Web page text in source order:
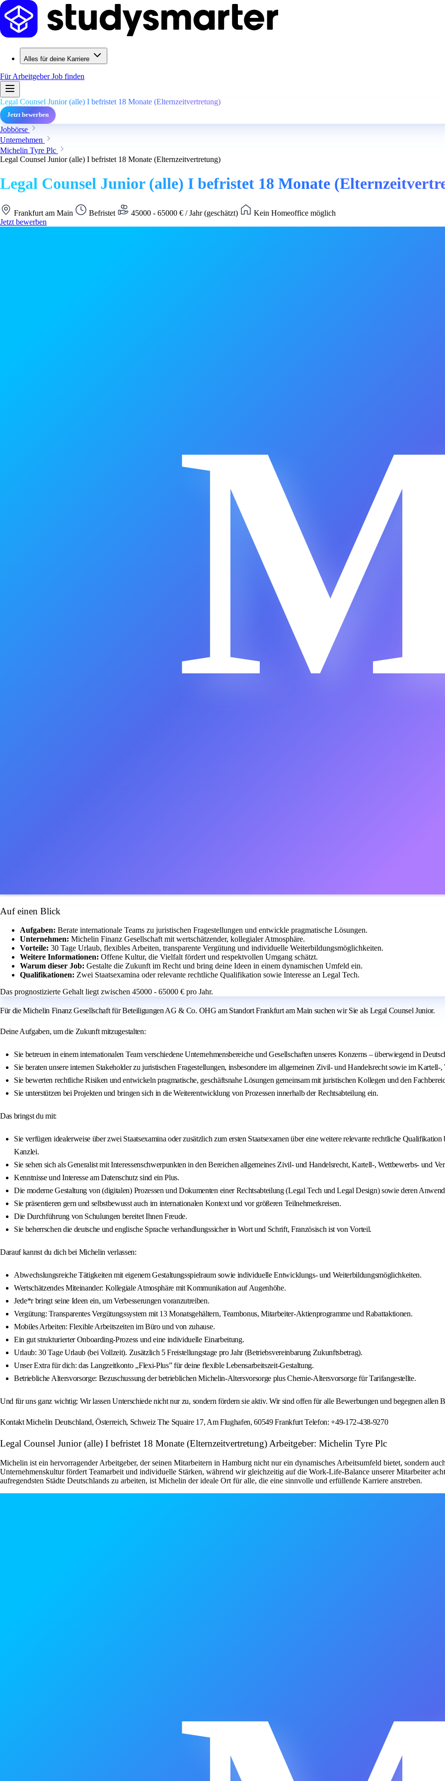
Alles für deine Karriere
Für ArbeitgeberJob finden
Legal Counsel Junior (alle) I befristet 18 Monate (Elternzeitvertretung)
Jetzt bewerben
Jobbörse
Unternehmen
Michelin Tyre Plc
Legal Counsel Junior (alle) I befristet 18 Monate (Elternzeitvertretung)
Legal Counsel Junior (alle) I befristet 18 Monate
Frankfurt am Main Befristet 45000 - 65000 € / Jahr (geschätzt)
Kein Homeoffice möglich
Jetzt bewerben
Auf einen Blick
Aufgaben: Berate internationale Teams zu juristischen Fragestellungen und entwickle pragmatische Lösungen.
Unternehmen: Michelin Finanz Gesellschaft mit wertschätzender, kollegialer Atmosphäre.
Vorteile: 30 Tage Urlaub, flexibles Arbeiten, transparente Vergütung und individuelle Weiterbildungsmöglichkeiten.
Weitere Informationen: Offene Kultur, die Vielfalt fördert und respektvollen Umgang schätzt.
Warum dieser Job: Gestalte die Zukunft im Recht und bring deine Ideen in einem dynamischen Umfeld ein.
Qualifikationen: Zwei Staatsexamina oder relevante rechtliche Qualifikation sowie Interesse an Legal Tech.
Das prognostizierte Gehalt liegt zwischen 45000 - 65000 € pro Jahr.
Für die Michelin Finanz Gesellschaft für Beteiligungen AG & Co. OHG am Standort Frankfurt am Main suchen wir Sie als Legal Counsel Junior.
Deine Aufgaben, um die Zukunft mitzugestalten:
Sie betreuen in einem internationalen Team verschiedene Unternehmensbereiche und Gesellschaften unseres Konzerns – überwiegend in
Sie beraten unsere internen Stakeholder zu juristischen Fragestellungen, insbesondere im allgemeinen Zivil- und Handelsrecht sowie im Kartell-
Sie bewerten rechtliche Risiken und entwickeln pragmatische, geschäftsnahe Lösungen gemeinsam mit juristischen Kollegen und den
Sie unterstützen bei Projekten und bringen sich in die Weiterentwicklung von Prozessen innerhalb der Rechtsabteilung ein.
Das bringst du mit:
Sie verfügen idealerweise über zwei Staatsexamina oder zusätzlich zum ersten Staatsexamen über eine weitere relevante rechtliche
Kanzlei.
Sie sehen sich als Generalist mit Interessenschwerpunkten in den Bereichen allgemeines Zivil- und Handelsrecht, Kartell-, Wettbewerbs- und
Kenntnisse und Interesse am Datenschutz sind ein Plus.
Die moderne Gestaltung von (digitalen) Prozessen und Dokumenten einer Rechtsabteilung (Legal Tech und Legal Design) sowie deren
Sie präsentieren gern und selbstbewusst auch im internationalen Kontext und vor größeren Teilnehmerkreisen.
Die Durchführung von Schulungen bereitet Ihnen Freude.
Sie beherrschen die deutsche und englische Sprache verhandlungssicher in Wort und Schrift, Französisch ist von Vorteil.
Darauf kannst du dich bei Michelin verlassen:
Abwechslungsreiche Tätigkeiten mit eigenem Gestaltungsspielraum sowie individuelle Entwicklungs- und Weiterbildungsmöglichkeiten.
Wertschätzendes Miteinander: Kollegiale Atmosphäre mit Kommunikation auf Augenhöhe.
Jede*r bringt seine Ideen ein, um Verbesserungen voranzutreiben.
Vergütung: Transparentes Vergütungssystem mit 13 Monatsgehältern, Teambonus, Mitarbeiter-Aktienprogramme und Rabattaktionen.
Mobiles Arbeiten: Flexible Arbeitszeiten im Büro und von zuhause.
Ein gut strukturierter Onboarding-Prozess und eine individuelle Einarbeitung.
Urlaub: 30 Tage Urlaub (bei Vollzeit). Zusätzlich 5 Freistellungstage pro Jahr (Betriebsvereinbarung Zukunftsbetrag).
Unser Extra für dich: das Langzeitkonto „Flexi-Plus” für deine flexible Lebensarbeitszeit-Gestaltung.
Betriebliche Altersvorsorge: Bezuschussung der betrieblichen Michelin-Altersvorsorge plus Chemie-Altersvorsorge für Tarifangestellte.
Und für uns ganz wichtig: Wir lassen Unterschiede nicht nur zu, sondern fördern sie aktiv. Wir sind offen für alle Bewerbungen und begegnen allen
Kontakt Michelin Deutschland, Österreich, Schweiz The Squaire 17, Am Flughafen, 60549 Frankfurt Telefon: +49-172-438-9270
Legal Counsel Junior (alle) I befristet 18 Monate (Elternzeitvertretung) Arbeitgeber: Michelin Tyre Plc
Michelin ist ein hervorragender Arbeitgeber, der seinen Mitarbeitern in Hamburg nicht nur ein dynamisches Arbeitsumfeld bietet, sondern
Unternehmenskultur fördert Teamarbeit und individuelle Stärken, während wir gleichzeitig auf die Work-Life-Balance unserer Mitarbeiter
aufregendsten Städte Deutschlands zu arbeiten, ist Michelin der ideale Ort für alle, die eine sinnvolle und erfüllende Karriere anstreben.